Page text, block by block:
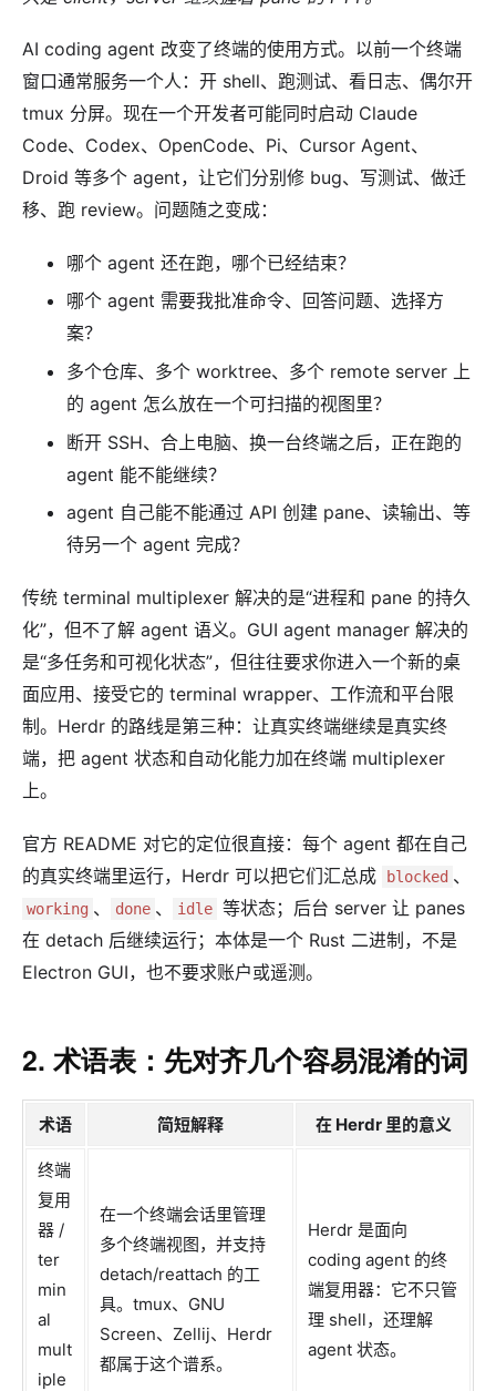
AI coding agent 改变了终端的使用方式。以前一个终端
窗口通常服务一个人：开 shell、跑测试、看日志、偶尔开
tmux 分屏。现在一个开发者可能同时启动 Claude
Code、Codex、OpenCode、Pi、Cursor Agent、
Droid 等多个 agent，让它们分别修 bug、写测试、做迁
移、跑 review。问题随之变成：
哪个 agent 还在跑，哪个已经结束？
哪个 agent 需要我批准命令、回答问题、选择方
案？
多个仓库、多个 worktree、多个 remote server 上
的 agent 怎么放在一个可扫描的视图里？
断开 SSH、合上电脑、换一台终端之后，正在跑的
agent 能不能继续？
agent 自己能不能通过 API 创建 pane、读输出、等
待另一个 agent 完成？
传统 terminal multiplexer 解决的是“进程和 pane 的持久
化”，但不了解 agent 语义。GUI agent manager 解决的
是“多任务和可视化状态”，但往往要求你进入一个新的桌
面应用、接受它的 terminal wrapper、工作流和平台限
制。Herdr 的路线是第三种：让真实终端继续是真实终
端，把 agent 状态和自动化能力加在终端 multiplexer
上。
官方 README 对它的定位很直接：每个 agent 都在自己
的真实终端里运行，Herdr 可以把它们汇总成
blocked 、
working 、 done 、 idle 等状态；后台 server 让 panes
在 detach 后继续运行；本体是一个 Rust 二进制，不是
Electron GUI，也不要求账户或遥测。
2. 术语表：先对齐几个容易混淆的词
术语 简短解释 在 Herdr 里的意义
终端
复用
器 /
ter
min
al
mult
iple
在一个终端会话里管理
多个终端视图，并支持
detach/reattach 的工
具。tmux、GNU
Screen、Zellij、Herdr
都属于这个谱系。
Herdr 是面向
coding agent 的终
端复用器：它不只管
理 shell，还理解
agent 状态。